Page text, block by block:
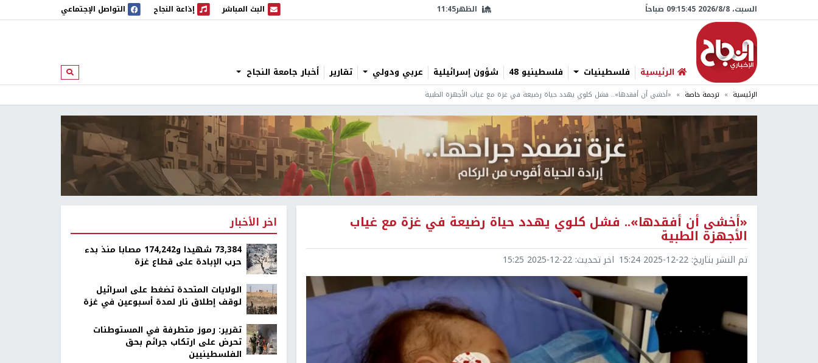
السبت، 8/‏8/‏2026 09:15:47 صباحاً الظهر11:45 البث المباشر
البث المباشر إذاعة النجاح
إذاعة النجاح التواصل الإجتماعي
الرئيسية فلسطينيات فلسطينيو 48 شؤون إسرائيلية عربي ودولي تقارير أخبار جامعة النجاح ابحث
الرئيسية ترجمة خاصة «أخشى أن أفقدها».. فشل كلوي يهدد حياة رضيعة في غزة مع غياب الأجهزة الطبية
«أخشى أن أفقدها».. فشل كلوي يهدد حياة رضيعة في غزة مع غياب
الأجهزة الطبية
تم النشر بتاريخ: 2025-12-22 15:24 اخر تحديث: 2025-12-22 15:25
اخر الأخبار
73,384 شهيدا و174,242 مصابا منذ بدء
حرب الإبادة على قطاع غزة
الولايات المتحدة تضغط على اسرائيل
لوقف إطلاق نار لمدة أسبوعين في غزة
تقرير: رموز متطرفة في المستوطنات
تحرض على ارتكاب جرائم بحق
الفلسطينيين